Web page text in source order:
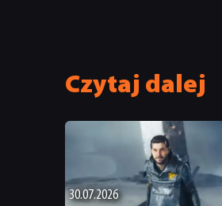
Czytaj dalej
30.07.2026